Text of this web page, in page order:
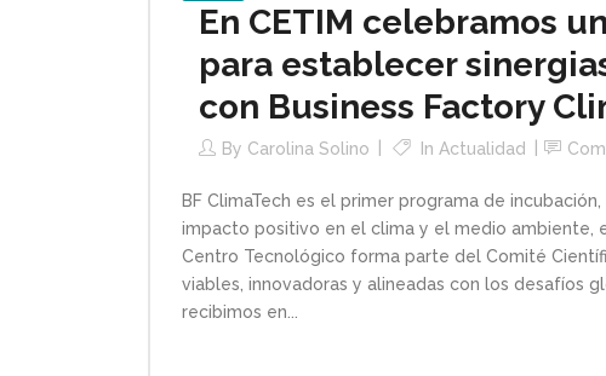
En CETIM celebramos
para establecer
con Business Factory
By Carolina Solino In Actualidad
BF ClimaTech es el primer programa de
impacto positivo en el clima y el medio ambiente,
Centro Tecnológico forma parte del Comité
viables, innovadoras y alineadas con los desafíos
recibimos en...